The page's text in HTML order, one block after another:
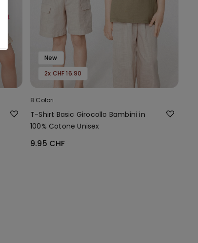
New
2x CHF 16.90
8 Colori
T-Shirt Basic Girocollo Bambini in
100% Cotone Unisex
9.95 CHF